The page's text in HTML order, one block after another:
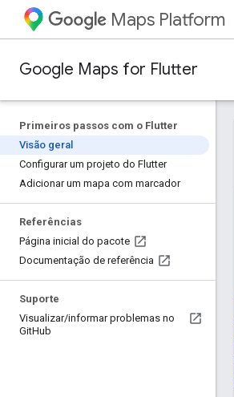
Maps Platform
Google Maps for Flutter
Primeiros passos com o Flutter
Visão geral
Configurar um projeto do Flutter
Adicionar um mapa com marcador
Referências
Página inicial do pacote
Documentação de referência
Suporte
Visualizar/informar problemas no
GitHub